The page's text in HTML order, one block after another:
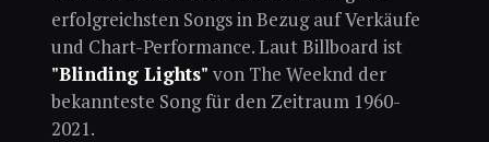
erfolgreichsten Songs in Bezug auf Verkäufe
und Chart-Performance. Laut Billboard ist
"Blinding Lights" von The Weeknd der
bekannteste Song für den Zeitraum 1960-
2021.